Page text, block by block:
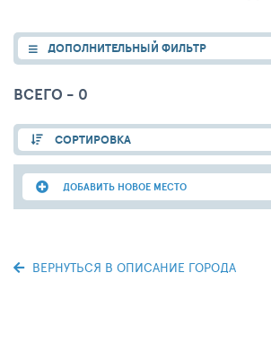
ДОПОЛНИТЕЛЬНЫЙ ФИЛЬТР
ВСЕГО - 0
СОРТИРОВКА
ДОБАВИТЬ НОВОЕ МЕСТО
ВЕРНУТЬСЯ В ОПИСАНИЕ ГОРОДА